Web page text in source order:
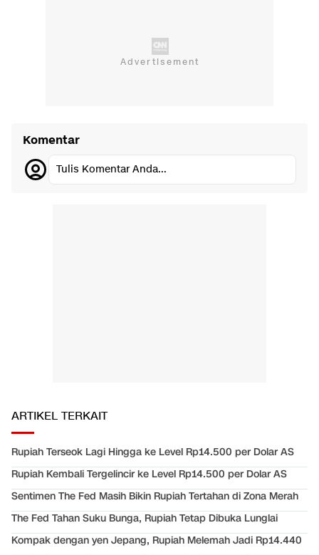
Komentar
Tulis Komentar Anda...
ARTIKEL TERKAIT
Rupiah Terseok Lagi Hingga ke Level Rp14.500 per Dolar AS
Rupiah Kembali Tergelincir ke Level Rp14.500 per Dolar AS
Sentimen The Fed Masih Bikin Rupiah Tertahan di Zona Merah
The Fed Tahan Suku Bunga, Rupiah Tetap Dibuka Lunglai
Kompak dengan yen Jepang, Rupiah Melemah Jadi Rp14.440